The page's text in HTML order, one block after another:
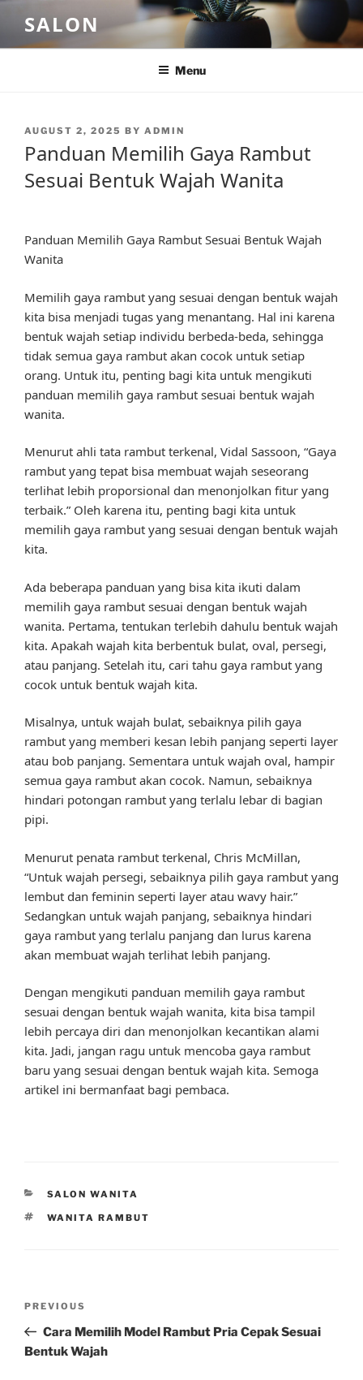
content
SALON
Menu
POSTED
AUGUST 2, 2025 BY ADMIN
Panduan Memilih Gaya Rambut
Sesuai Bentuk Wajah Wanita
Panduan Memilih Gaya Rambut Sesuai Bentuk Wajah
Wanita
Memilih gaya rambut yang sesuai dengan bentuk wajah
kita bisa menjadi tugas yang menantang. Hal ini karena
bentuk wajah setiap individu berbeda-beda, sehingga
tidak semua gaya rambut akan cocok untuk setiap
orang. Untuk itu, penting bagi kita untuk mengikuti
panduan memilih gaya rambut sesuai bentuk wajah
wanita.
Menurut ahli tata rambut terkenal, Vidal Sassoon, “Gaya
rambut yang tepat bisa membuat wajah seseorang
terlihat lebih proporsional dan menonjolkan fitur yang
terbaik.” Oleh karena itu, penting bagi kita untuk
memilih gaya rambut yang sesuai dengan bentuk wajah
kita.
Ada beberapa panduan yang bisa kita ikuti dalam
memilih gaya rambut sesuai dengan bentuk wajah
wanita. Pertama, tentukan terlebih dahulu bentuk wajah
kita. Apakah wajah kita berbentuk bulat, oval, persegi,
atau panjang. Setelah itu, cari tahu gaya rambut yang
cocok untuk bentuk wajah kita.
Misalnya, untuk wajah bulat, sebaiknya pilih gaya
rambut yang memberi kesan lebih panjang seperti layer
atau bob panjang. Sementara untuk wajah oval, hampir
semua gaya rambut akan cocok. Namun, sebaiknya
hindari potongan rambut yang terlalu lebar di bagian
pipi.
Menurut penata rambut terkenal, Chris McMillan,
“Untuk wajah persegi, sebaiknya pilih gaya rambut yang
lembut dan feminin seperti layer atau wavy hair.”
Sedangkan untuk wajah panjang, sebaiknya hindari
gaya rambut yang terlalu panjang dan lurus karena
akan membuat wajah terlihat lebih panjang.
Dengan mengikuti panduan memilih gaya rambut
sesuai dengan bentuk wajah wanita, kita bisa tampil
lebih percaya diri dan menonjolkan kecantikan alami
kita. Jadi, jangan ragu untuk mencoba gaya rambut
baru yang sesuai dengan bentuk wajah kita. Semoga
artikel ini bermanfaat bagi pembaca.
CATEGORIES
SALON WANITA
TAGS
WANITA RAMBUT
Previous
Post
PREVIOUS
Cara Memilih Model Rambut Pria Cepak Sesuai
Bentuk Wajah